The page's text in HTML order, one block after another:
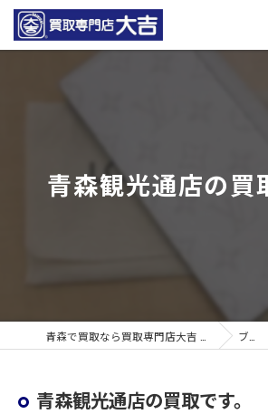
青森観光通店の買
ブログ
青森観光通店の買取です。